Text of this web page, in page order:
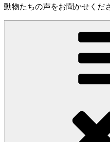
動物たちの声をお聞かせくだ